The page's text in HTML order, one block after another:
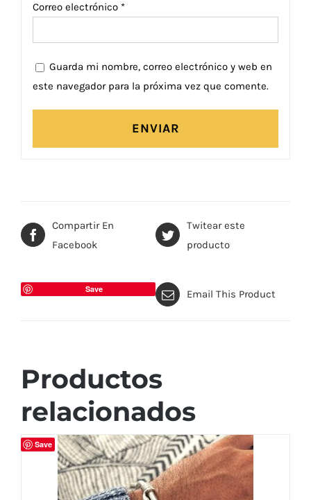
Correo electrónico *
Guarda mi nombre, correo electrónico y web en
este navegador para la próxima vez que comente.
Compartir En
Facebook
Twitear este
producto
Save Email This Product
Productos
relacionados
Save